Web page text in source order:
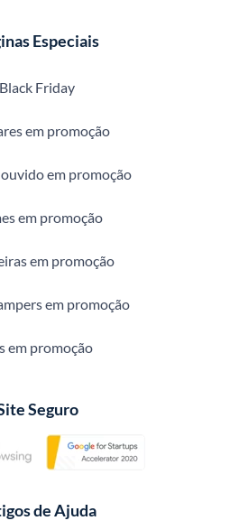
Especiais
Black Friday
em promoção
ouvido em promoção
em promoção
em promoção
em promoção
em promoção
Seguro
de Ajuda